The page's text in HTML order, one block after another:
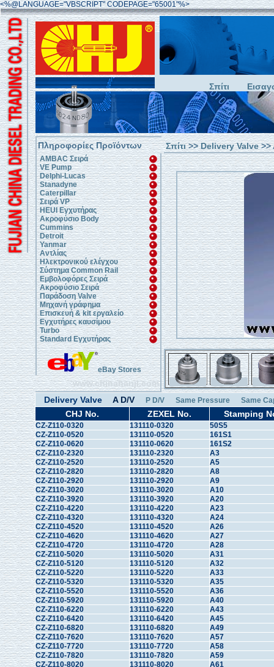
<%@LANGUAGE="VBSCRIPT" CODEPAGE="65001"%>
Σπίτι
Πληροφορίες Προϊόντων
AMBAC Σειρά
VE Pump
Delphi-Lucas
Stanadyne
Caterpillar
Σειρά VP
HEUI Εγχυτήρας
Ακροφύσιο Body
Cummins
Detroit
Yanmar
Αντλίας
Ηλεκτρονικού ελέγχου
Σύστημα Common Rail
Εμβολοφόρες Σειρά
Ακροφύσιο Σειρά
Παράδοση Valve
Μηχανή γράφημα
Επισκευή & kit εργαλείο
Εγχυτήρες καυσίμου
Turbo
Standard Εγχυτήρας
eBay Stores
www.chinahanji.com
Σπίτι>>Delivery Valve>>
Delivery Valve A D/V P D/V Same Pressure Same
CHJ No. ZEXEL No. Stamping
CZ-Z110-0320 131110-0320
50S5
CZ-Z110-0520
131110-0520
161S1
CZ-Z110-0620
131110-0620
161S2
CZ-Z110-2320
131110-2320
A3
CZ-Z110-2520
131110-2520
A5
CZ-Z110-2820
131110-2820
A8
CZ-Z110-2920
131110-2920
A9
CZ-Z110-3020
131110-3020
A10
CZ-Z110-3920
131110-3920
A20
CZ-Z110-4220
131110-4220
A23
CZ-Z110-4320
131110-4320
A24
CZ-Z110-4520
131110-4520
A26
CZ-Z110-4620
131110-4620
A27
CZ-Z110-4720
131110-4720
A28
CZ-Z110-5020
131110-5020
A31
CZ-Z110-5120
131110-5120
A32
CZ-Z110-5220
131110-5220
A33
CZ-Z110-5320
131110-5320
A35
CZ-Z110-5520
131110-5520
A36
CZ-Z110-5920
131110-5920
A40
CZ-Z110-6220
131110-6220
A43
CZ-Z110-6420
131110-6420
A45
CZ-Z110-6820
131110-6820
A49
CZ-Z110-7620
131110-7620
A57
CZ-Z110-7720
131110-7720
A58
CZ-Z110-7820
131110-7820
A59
CZ-Z110-8020
131110-8020
A61